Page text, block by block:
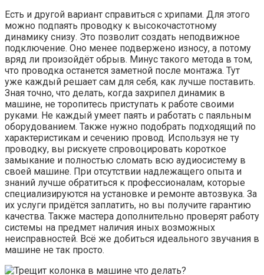
Есть и другой вариант справиться с хрипами. Для этого
можно подпаять проводку к высокочастотному
динамику снизу. Это позволит создать неподвижное
подключение. Оно менее подвержено износу, а потому
вряд ли произойдёт обрыв. Минус такого метода в том,
что проводка останется заметной после монтажа. Тут
уже каждый решает сам для себя, как лучше поставить.
Зная точно, что делать, когда захрипел динамик в
машине, не торопитесь приступать к работе своими
руками. Не каждый умеет паять и работать с паяльным
оборудованием. Также нужно подобрать подходящий по
характеристикам и сечению провод. Используя не ту
проводку, вы рискуете спровоцировать короткое
замыкание и полностью сломать всю аудиосистему в
своей машине. При отсутствии надлежащего опыта и
знаний лучше обратиться к профессионалам, которые
специализируются на установке и ремонте автозвука. За
их услуги придётся заплатить, но вы получите гарантию
качества. Также мастера дополнительно проверят работу
системы на предмет наличия иных возможных
неисправностей. Всё же добиться идеального звучания в
машине не так просто.